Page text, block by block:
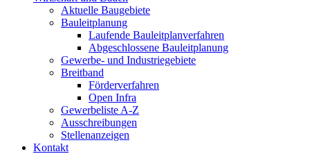
Aktuelle Baugebiete
Bauleitplanung
Laufende Bauleitplanverfahren
Abgeschlossene Bauleitplanung
Gewerbe- und Industriegebiete
Breitband
Förderverfahren
Open Infra
Gewerbeliste A-Z
Ausschreibungen
Stellenanzeigen
Kontakt